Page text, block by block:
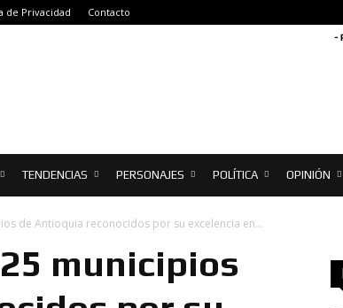
de Privacidad Contacto
-
TENDENCIAS PERSONAJES POLÍTICA OPINIÓN
de Antioquia reconocidos por su excelencia en...
municipios